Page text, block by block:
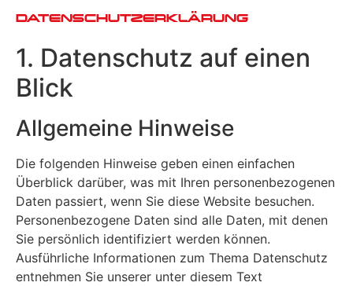
DATENSCHUTZERKLÄRUNG
1. Datenschutz auf einen
Blick
Allgemeine Hinweise
Die folgenden Hinweise geben einen einfachen
Überblick darüber, was mit Ihren personenbezogenen
Daten passiert, wenn Sie diese Website besuchen.
Personenbezogene Daten sind alle Daten, mit denen
Sie persönlich identifiziert werden können.
Ausführliche Informationen zum Thema Datenschutz
entnehmen Sie unserer unter diesem Text